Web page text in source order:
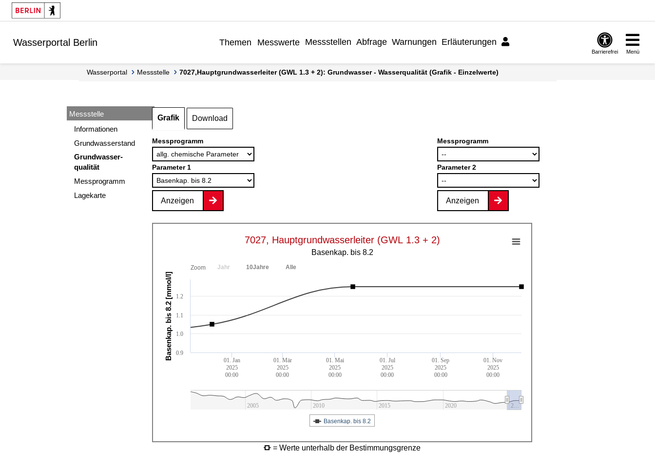
Springe zur Navigation
Springe zum Inhalt
Wasserportal Berlin Themen Messwerte Messstellen Abfrage Warnungen Erläuterungen
Barrierefrei Menü
Wasserportal Messstelle 7027,Hauptgrundwasserleiter (GWL 1.3 + 2): Grundwasser - Wasserqualität (Grafik - Einzelwerte)
Messstelle
Informationen
Grundwasserstand
Grundwasser-
qualität
Messprogramm
Lagekarte
Grafik Download
Messprogramm
Parameter 1
Anzeigen
Messprogramm
Parameter 2
Anzeigen
Basenkap. bis 8.2 [mmol/l]
7027, Hauptgrundwasserleiter (GWL 1.3 + 2)
Basenkap. bis 8.2
01. Jan
2025
00:00
01. Mär
2025
00:00
01. Mai
2025
00:00
01. Jul
2025
00:00
01. Sep
2025
00:00
01. Nov
2025
00:00
2005 2010 2015 2020 2…
1.0
1.1
1.2
0.9
Zoom Jahr 10Jahre Alle
Basenkap. bis 8.2
= Werte unterhalb der Bestimmungsgrenze